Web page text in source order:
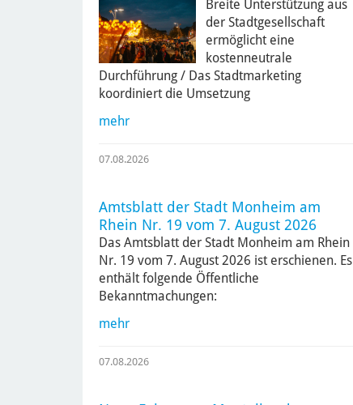
Breite Unterstützung aus
der Stadtgesellschaft
ermöglicht eine
kostenneutrale
Durchführung / Das Stadtmarketing
koordiniert die Umsetzung
mehr
07.08.2026
Amtsblatt der Stadt Monheim am
Rhein Nr. 19 vom 7. August 2026
Das Amtsblatt der Stadt Monheim am Rhein
Nr. 19 vom 7. August 2026 ist erschienen. Es
enthält folgende Öffentliche
Bekanntmachungen:
mehr
07.08.2026